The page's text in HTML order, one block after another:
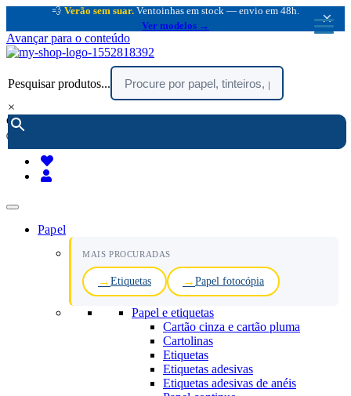
💨 Verão sem suar. Ventoinhas em stock — envio em 48h.
Ver modelos →
×
Avançar para o conteúdo
Pesquisar produtos...
×
encomendar por telefone :
(chamada rede fixa nacional)
Papel
MAIS PROCURADAS
Etiquetas Papel fotocópia
Papel e etiquetas
Cartão cinza e cartão pluma
Cartolinas
Etiquetas
Etiquetas adesivas
Etiquetas adesivas de anéis